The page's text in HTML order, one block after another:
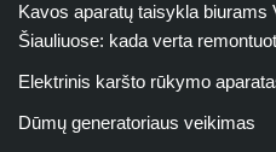
Kavos aparatų taisykla biurams
Šiauliuose: kada verta
Elektrinis karšto rūkymo
Dūmų generatoriaus veikimas